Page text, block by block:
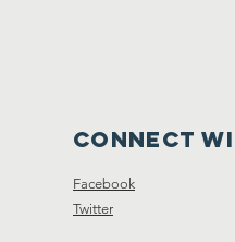
Connect
Facebook
Twitter